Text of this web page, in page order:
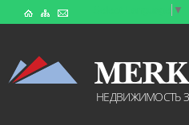
▼
НЕДВИЖИМОСТЬ